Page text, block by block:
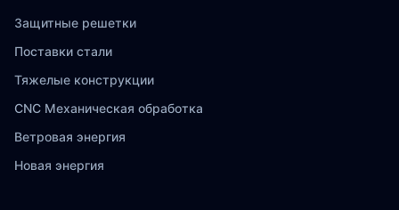
Защитные решетки
Поставки стали
Тяжелые конструкции
CNC Механическая обработка
Ветровая энергия
Новая энергия